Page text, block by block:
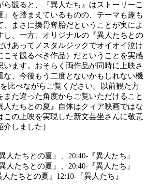
ら観ると、『異人たち』はストーリーこ
』を踏まえているものの、テーマも趣も
、まさに換骨奪胎だということが実によ
し、一方、オリジナルの『異人たちとの
けあってノスタルジックでオイオイ泣け
こそ観るべき作品）だということを実感
います。おそらく両作品が同時に上映さ
な、今後もう二度とないかもしれない機
比べながらご覧ください。以前観た方
また違った角度からご覧いただけること
たちとの夏』自体はクィア映画ではな
この上映を実現した新文芸坐さんに敬意
しました）
人たちとの夏』、20:40-『異人たち』
人たちとの夏』、20:40-『異人たち』
たちとの夏』12:10-『異人たち』